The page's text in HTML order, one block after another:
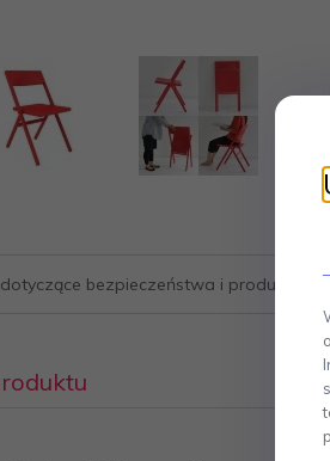
bezpieczeństwa i produktów